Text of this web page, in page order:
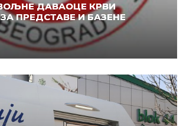
ДАВАОЦЕ КРВИ
ПРЕДСТАВЕ И БАЗЕНЕ